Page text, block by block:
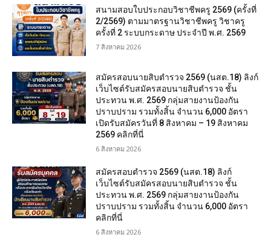
สนามสอบใบประกอบวิชาชีพครู 2569 (ครั้งที่
2/2569) ตามมาตรฐานวิชาชีพครู วิชาครู
ครั้งที่ 2 ระบบกระดาษ ประจำปี พ.ศ. 2569
7 สิงหาคม 2026
สมัครสอบนายสิบตำรวจ 2569 (นสต.18) ลิงก์
เว็บไซต์รับสมัครสอบนายสิบตำรวจ ชั้น
ประทวน พ.ศ. 2569 กลุ่มสายงานป้องกัน
ปราบปราม รวมทั้งสิ้น จำนวน 6,000 อัตรา
เปิดรับสมัครวันที่ 8 สิงหาคม – 19 สิงหาคม
2569 คลิกที่นี่
6 สิงหาคม 2026
สมัครสอบตํารวจ 2569 (นสต.18) ลิงก์
เว็บไซต์รับสมัครสอบนายสิบตำรวจ ชั้น
ประทวน พ.ศ. 2569 กลุ่มสายงานป้องกัน
ปราบปราม รวมทั้งสิ้น จำนวน 6,000 อัตรา
คลิกที่นี่
6 สิงหาคม 2026